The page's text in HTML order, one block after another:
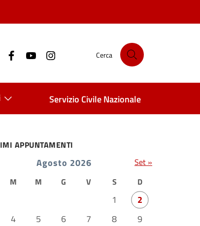
Cerca
Servizio Civile Nazionale
APPUNTAMENTI
Agosto 2026
M M G V S D
1
2
4 5 6 7 8
9
Set »